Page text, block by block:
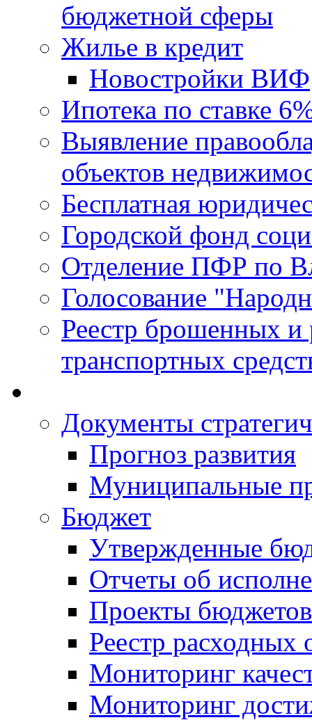
бюджетной сферы
Жилье в кредит
Новостройки ВИФ
Ипотека по ставке
Выявление
объектов
Бесплатная
Городской фонд
Отделение ПФР по
Голосование
Реестр брошенных и
транспортных
Документы
Прогноз развития
Муниципальные
Бюджет
Утвержденные
Отчеты об
Проекты бюджетов
Реестр расходных
Мониторинг
Мониторинг